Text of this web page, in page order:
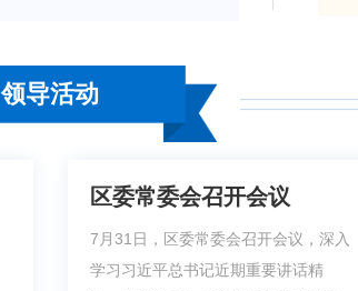
领导活动
区委常委会召开会议
7月31日，区委常委会召开会议，深入
学习习近平总书记近期重要讲话精